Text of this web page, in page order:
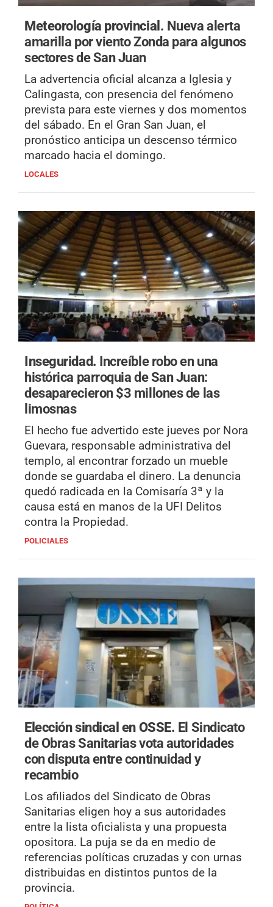
Meteorología provincial. Nueva alerta
amarilla por viento Zonda para algunos
sectores de San Juan
La advertencia oficial alcanza a Iglesia y
Calingasta, con presencia del fenómeno
prevista para este viernes y dos momentos
del sábado. En el Gran San Juan, el
pronóstico anticipa un descenso térmico
marcado hacia el domingo.
LOCALES
Inseguridad. Increíble robo en una
histórica parroquia de San Juan:
desaparecieron $3 millones de las
limosnas
El hecho fue advertido este jueves por Nora
Guevara, responsable administrativa del
templo, al encontrar forzado un mueble
donde se guardaba el dinero. La denuncia
quedó radicada en la Comisaría 3ª y la
causa está en manos de la UFI Delitos
contra la Propiedad.
POLICIALES
Elección sindical en OSSE. El Sindicato
de Obras Sanitarias vota autoridades
con disputa entre continuidad y
recambio
Los afiliados del Sindicato de Obras
Sanitarias eligen hoy a sus autoridades
entre la lista oficialista y una propuesta
opositora. La puja se da en medio de
referencias políticas cruzadas y con urnas
distribuidas en distintos puntos de la
provincia.